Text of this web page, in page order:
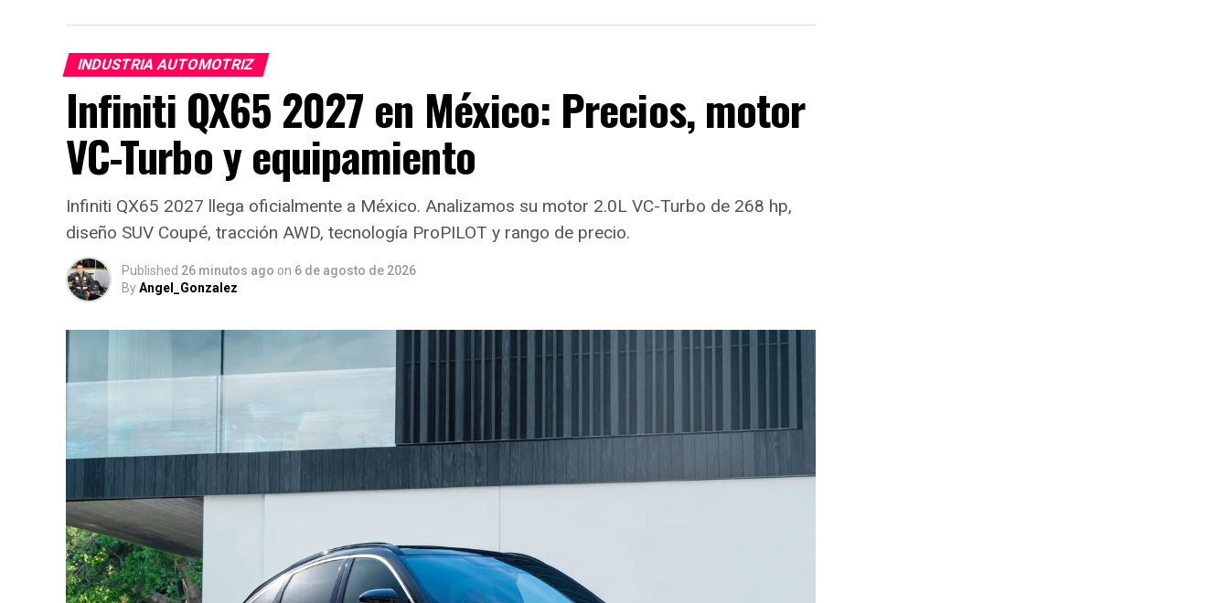
INDUSTRIA AUTOMOTRIZ
Infiniti QX65 2027 en México: Precios, motor
VC-Turbo y equipamiento
Infiniti QX65 2027 llega oficialmente a México. Analizamos su motor 2.0L VC-Turbo de 268 hp,
diseño SUV Coupé, tracción AWD, tecnología ProPILOT y rango de precio.
Published 26 minutos ago on 6 de agosto de 2026
ByAngel_Gonzalez